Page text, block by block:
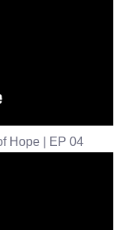
Hope | EP 04